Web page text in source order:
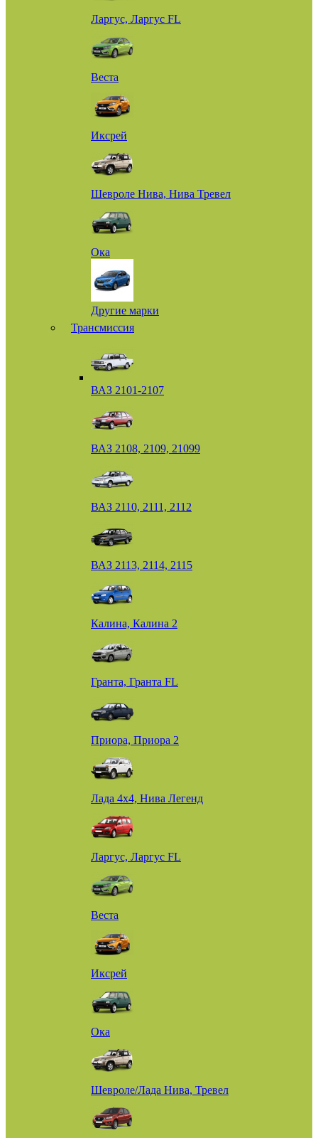
Ларгус, Ларгус FL
Веста
Иксрей
Шевроле Нива, Нива Тревел
Ока
Другие марки
Трансмиссия
ВАЗ 2101-2107
ВАЗ 2108, 2109, 21099
ВАЗ 2110, 2111, 2112
ВАЗ 2113, 2114, 2115
Калина, Калина 2
Гранта, Гранта FL
Приора, Приора 2
Лада 4х4, Нива Легенд
Ларгус, Ларгус FL
Веста
Иксрей
Ока
Шевроле/Лада Нива, Тревел